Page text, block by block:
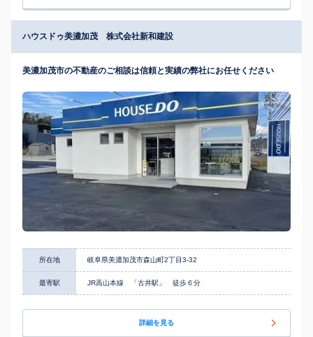
ハウスドゥ美濃加茂 株式会社新和建設
美濃加茂市の不動産のご相談は信頼と実績の弊社にお任せください
所在地 岐阜県美濃加茂市森山町2丁目3-32
最寄駅 JR高山本線 「古井駅」 徒歩６分
詳細を見る